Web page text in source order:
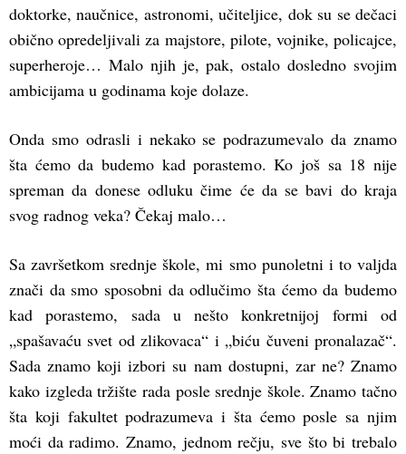
doktorke, naučnice, astronomi, učiteljice, dok su se dečaci
obično opredeljivali za majstore, pilote, vojnike, policajce,
superheroje… Malo njih je, pak, ostalo dosledno svojim
ambicijama u godinama koje dolaze.
Onda smo odrasli i nekako se podrazumevalo da znamo
šta ćemo da budemo kad porastemo. Ko još sa 18 nije
spreman da donese odluku čime će da se bavi do kraja
svog radnog veka? Čekaj malo…
Sa završetkom srednje škole, mi smo punoletni i to valjda
znači da smo sposobni da odlučimo šta ćemo da budemo
kad porastemo, sada u nešto konkretnijoj formi od
„spašavaću svet od zlikovaca“ i „biću čuveni pronalazač“.
Sada znamo koji izbori su nam dostupni, zar ne? Znamo
kako izgleda tržište rada posle srednje škole. Znamo tačno
šta koji fakultet podrazumeva i šta ćemo posle sa njim
moći da radimo. Znamo, jednom rečju, sve što bi trebalo